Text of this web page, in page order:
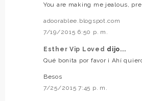
You are making me jealous,
adoorablee.blogspot.com
7/19/2015 6:50 p. m.
Esther Vip Loved dijo...
Qué bonita por favor ¡ Ahí
Besos
7/25/2015 7:45 p. m.